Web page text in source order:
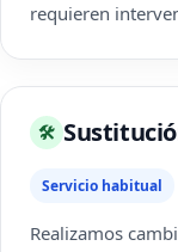
requieren
🛠
Servicio habitual
Realizamos